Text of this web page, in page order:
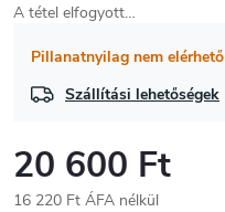
A tétel elfogyott…
Pillanatnyilag nem elérhető
Szállítási lehetőségek
20 600 Ft
16 220 Ft ÁFA nélkül